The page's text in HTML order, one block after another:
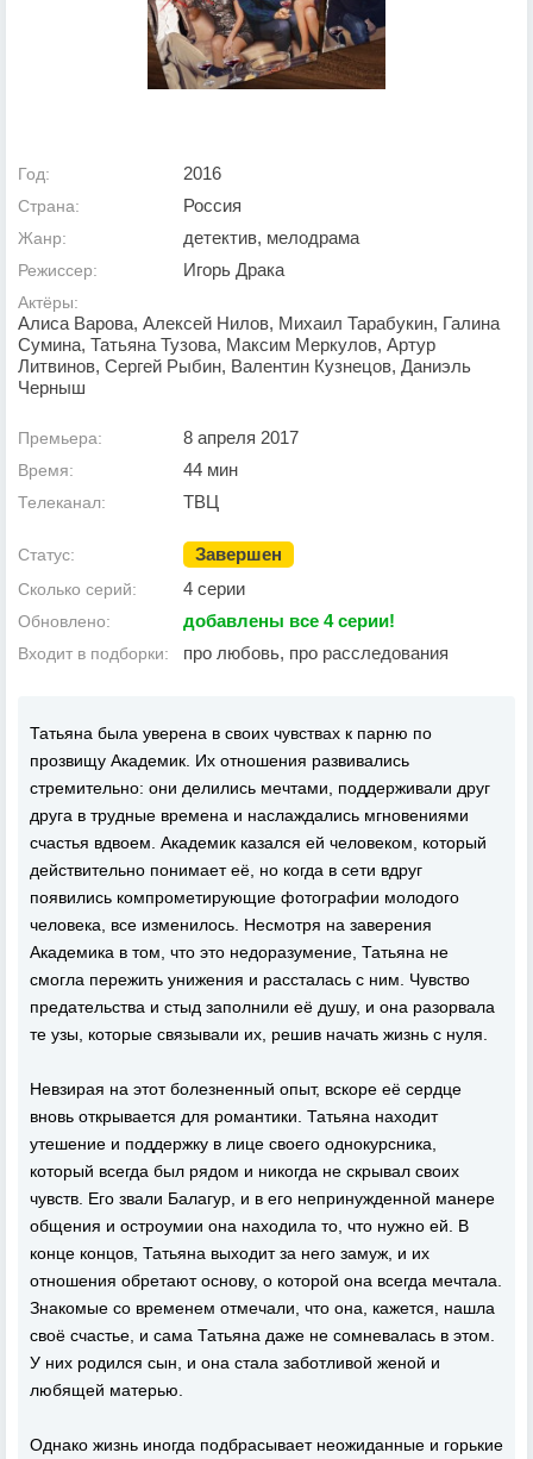
Год: 2016
Страна: Россия
Жанр: детектив, мелодрама
Режиссер: Игорь Драка
Актёры:
Алиса Варова, Алексей Нилов, Михаил Тарабукин, Галина
Сумина, Татьяна Тузова, Максим Меркулов, Артур
Литвинов, Сергей Рыбин, Валентин Кузнецов, Даниэль
Черныш
Премьера: 8 апреля 2017
Время: 44 мин
Телеканал: ТВЦ
Статус: Завершен
Сколько серий: 4 серии
Обновлено: добавлены все 4 серии!
Входит в подборки: про любовь, про расследования
Татьяна была уверена в своих чувствах к парню по
прозвищу Академик. Их отношения развивались
стремительно: они делились мечтами, поддерживали друг
друга в трудные времена и наслаждались мгновениями
счастья вдвоем. Академик казался ей человеком, который
действительно понимает её, но когда в сети вдруг
появились компрометирующие фотографии молодого
человека, все изменилось. Несмотря на заверения
Академика в том, что это недоразумение, Татьяна не
смогла пережить унижения и рассталась с ним. Чувство
предательства и стыд заполнили её душу, и она разорвала
те узы, которые связывали их, решив начать жизнь с нуля.
Невзирая на этот болезненный опыт, вскоре её сердце
вновь открывается для романтики. Татьяна находит
утешение и поддержку в лице своего однокурсника,
который всегда был рядом и никогда не скрывал своих
чувств. Его звали Балагур, и в его непринужденной манере
общения и остроумии она находила то, что нужно ей. В
конце концов, Татьяна выходит за него замуж, и их
отношения обретают основу, о которой она всегда мечтала.
Знакомые со временем отмечали, что она, кажется, нашла
своё счастье, и сама Татьяна даже не сомневалась в этом.
У них родился сын, и она стала заботливой женой и
любящей матерью.
Однако жизнь иногда подбрасывает неожиданные и горькие